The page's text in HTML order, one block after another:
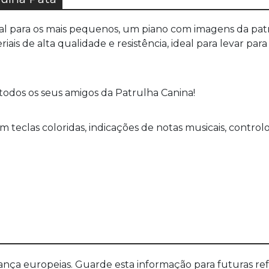
os mais pequenos, um piano com imagens da
de alta qualidade e resistência, ideal para levar
os seus amigos da Patrulha Canina!
teclas coloridas, indicações de notas musicais,
europeias. Guarde esta informação para futuras